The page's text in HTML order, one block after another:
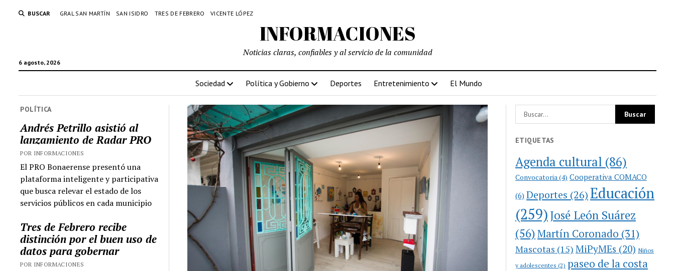
BUSCAR GRAL SAN MARTÍN SAN ISIDRO TRES DE FEBRERO VICENTE LÓPEZ
INFORMACIONES
6 agosto, 2026
Noticias claras, confiables y al servicio de la comunidad
Sociedad Política y Gobierno Deportes Entretenimiento El Mundo
POLÍTICA
Andrés Petrillo asistió al
lanzamiento de Radar PRO
POR INFORMACIONES
El PRO Bonaerense presentó una
plataforma inteligente y participativa
que busca relevar el estado de los
servicios públicos en cada municipio
Tres de Febrero recibe
distinción por el buen uso de
datos para gobernar
POR INFORMACIONES
ETIQUETAS
Agenda cultural (86)
Convocatoria (4) Cooperativa COMACO
(6) Deportes (26)Educación
(259)José León Suárez
(56)Martín Coronado (31)
Mascotas (15) MiPyMEs (20) Niños
y adolescentes (2) paseo de la costa